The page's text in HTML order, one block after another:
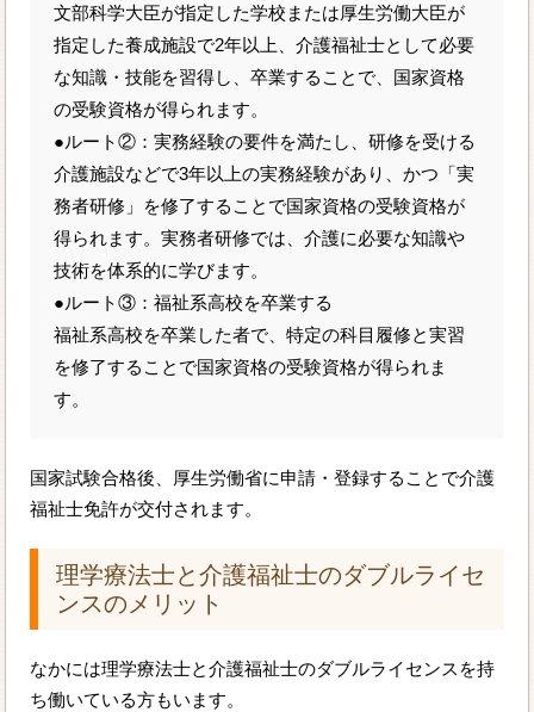
文部科学大臣が指定した学校または厚生労働大臣が
指定した養成施設で2年以上、介護福祉士として必要
な知識・技能を習得し、卒業することで、国家資格
の受験資格が得られます。
●ルート②：実務経験の要件を満たし、研修を受ける
介護施設などで3年以上の実務経験があり、かつ「実
務者研修」を修了することで国家資格の受験資格が
得られます。実務者研修では、介護に必要な知識や
技術を体系的に学びます。
●ルート③：福祉系高校を卒業する
福祉系高校を卒業した者で、特定の科目履修と実習
を修了することで国家資格の受験資格が得られま
す。
国家試験合格後、厚生労働省に申請・登録することで介護
福祉士免許が交付されます。
理学療法士と介護福祉士のダブルライセ
ンスのメリット
なかには理学療法士と介護福祉士のダブルライセンスを持
ち働いている方もいます。